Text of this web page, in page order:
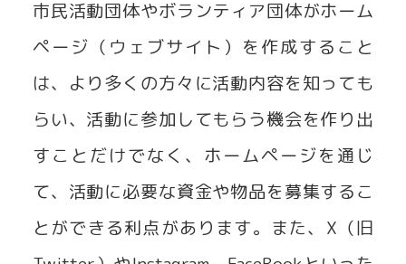
市民活動団体やボランティア団体がホーム
ページ（ウェブサイト）を作成すること
は、より多くの方々に活動内容を知っても
らい、活動に参加してもらう機会を作り出
すことだけでなく、ホームページを通じ
て、活動に必要な資金や物品を募集するこ
とができる利点があります。また、X（旧